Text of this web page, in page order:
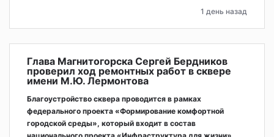
1 день назад
Глава Магнитогорска Сергей Бердников
проверил ход ремонтных работ в сквере
имени М.Ю. Лермонтова
Благоустройство сквера проводится в рамках
федерального проекта «Формирование комфортной
городской среды», который входит в состав